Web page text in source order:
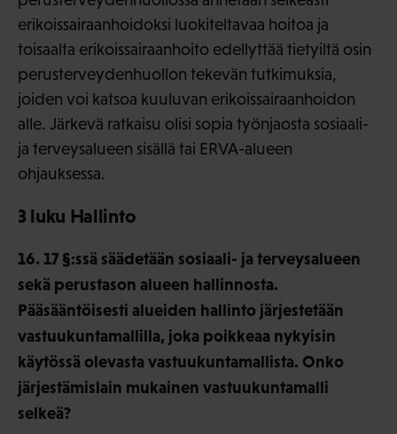
erikoissairaanhoidoksi luokiteltavaa hoitoa ja
toisaalta erikoissairaanhoito edellyttää tietyiltä osin
perusterveydenhuollon tekevän tutkimuksia,
joiden voi katsoa kuuluvan erikoissairaanhoidon
alle. Järkevä ratkaisu olisi sopia työnjaosta sosiaali-
ja terveysalueen sisällä tai ERVA-alueen
ohjauksessa.
3 luku Hallinto
16. 17 §:ssä säädetään sosiaali- ja terveysalueen
sekä perustason alueen hallinnosta.
Pääsääntöisesti alueiden hallinto järjestetään
vastuukuntamallilla, joka poikkeaa nykyisin
käytössä olevasta vastuukuntamallista. Onko
järjestämislain mukainen vastuukuntamalli
selkeä?